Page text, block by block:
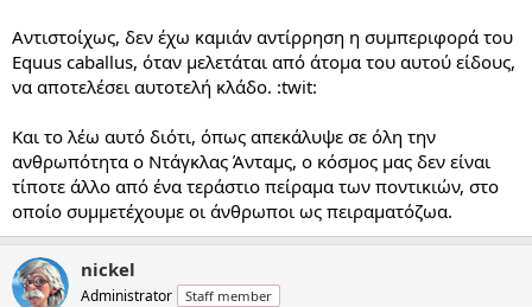
Αντιστοίχως, δεν έχω καμιάν αντίρρηση η συμπεριφορά του
Equus caballus, όταν μελετάται από άτομα του αυτού είδους,
να αποτελέσει αυτοτελή κλάδο. :twit:
Και το λέω αυτό διότι, όπως απεκάλυψε σε όλη την
ανθρωπότητα ο Ντάγκλας Άνταμς, ο κόσμος μας δεν είναι
τίποτε άλλο από ένα τεράστιο πείραμα των ποντικιών, στο
οποίο συμμετέχουμε οι άνθρωποι ως πειραματόζωα.
nickel
Administrator Staff member